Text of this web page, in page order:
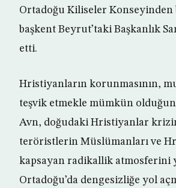
Ortadoğu Kiliseler
başkent Beyrut’taki Başkanlık
etti.
Hristiyanların korunmasının,
teşvik etmekle mümkün
Avn, doğudaki Hristiyanlar
teröristlerin Müslümanları ve
kapsayan radikallik atmosferini
Ortadoğu’da dengesizliğe yol